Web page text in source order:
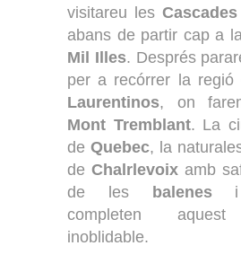
visitareu les
abans de partir cap a
Mil Illes. Després
per a recórrer la regió
Laurentinos, on
Mont Tremblant. La
de Quebec, la
de Chalrlevoix amb
de les balenes
completen aquest
inoblidable.